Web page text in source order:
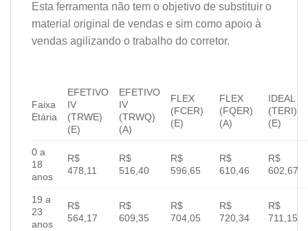
Esta ferramenta não tem o objetivo de substituir o
material original de vendas e sim como apoio à
vendas agilizando o trabalho do corretor.
Faixa
Etária
EFETIVO
IV
(TRWE)
(E)
EFETIVO
IV
(TRWQ)
(A)
FLEX
(FCER)
(E)
FLEX
(FQER)
(A)
IDEAL
(TERI)
(E)
0 a
18
anos
R$
478,11
R$
516,40
R$
596,65
R$
610,46
R$
602,67
19 a
23
anos
R$
564,17
R$
609,35
R$
704,05
R$
720,34
R$
711,15